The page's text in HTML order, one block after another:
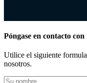
Póngase en contacto con
Utilice el siguiente
nosotros.